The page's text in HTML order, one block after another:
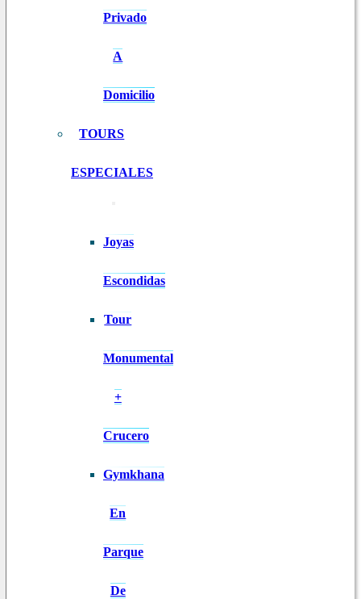
Privado
A
Domicilio
TOURS
ESPECIALES
Joyas
Escondidas
Tour
Monumental
+
Crucero
Gymkhana
En
Parque
De